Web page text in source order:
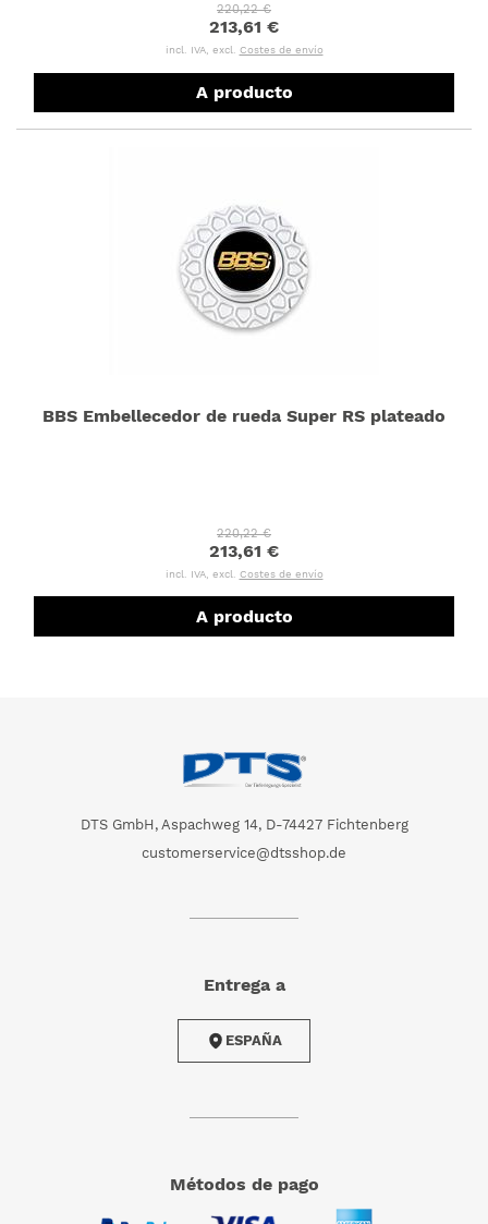
220,22 €
213,61 €
incl. IVA, excl. Costes de envío
A producto
BBS Embellecedor de rueda Super RS plateado
220,22 €
213,61 €
incl. IVA, excl. Costes de envío
A producto
DTS GmbH, Aspachweg 14, D-74427 Fichtenberg
customerservice@dtsshop.de
Entrega a
ESPAÑA
Métodos de pago